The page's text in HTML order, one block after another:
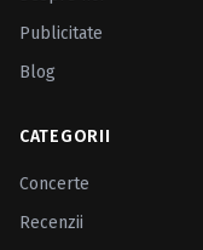
Publicitate
Blog
CATEGORII
Concerte
Recenzii